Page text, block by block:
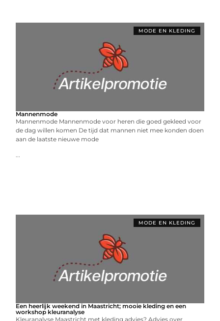
MODE EN KLEDING
Mannenmode
Mannenmode Mannenmode voor heren die goed gekleed voor
de dag willen komen De tijd dat mannen niet mee konden doen
aan de laatste nieuwe mode
...
MODE EN KLEDING
Een heerlijk weekend in Maastricht; mooie kleding en een
workshop kleuranalyse
Kleuranalyse Maastricht met kleding advies? Advies over